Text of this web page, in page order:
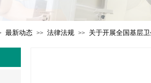
最新动态 >> 法律法规 >> 关于开展全国基层